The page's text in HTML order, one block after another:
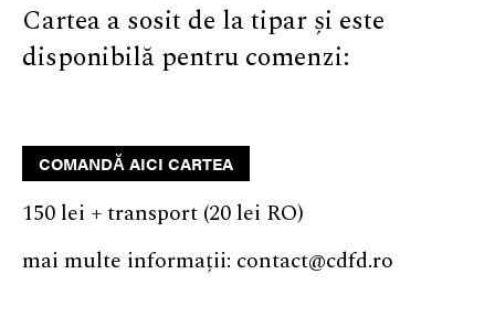
News
Grants
RO
Cartea a sosit de la tipar și este
disponibilă pentru comenzi:
COMANDĂ AICI CARTEA
150 lei + transport (20 lei RO)
mai multe informații: contact@cdfd.ro